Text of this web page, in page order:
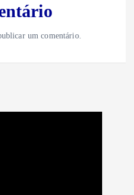
um comentário.